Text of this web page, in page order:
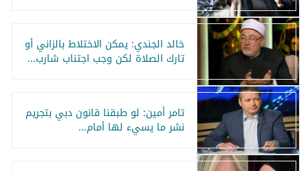
خالد الجندي: يمكن الاختلاط بالزاني أو
تارك الصلاة لكن وجب اجتناب شارب...
تامر أمين: لو طبقنا قانون دبي بتجريم
نشر ما يسيء لها أمام...